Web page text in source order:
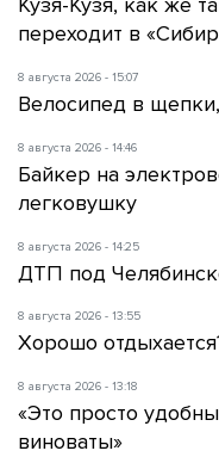
переходит в
8 августа 2026 - 15:07
Велосипед в
8 августа 2026 - 14:46
Байкер на
легковушку
8 августа 2026 - 14:25
ДТП под
8 августа 2026 - 13:55
Хорошо
8 августа 2026 - 13:18
«Это просто
виноваты»